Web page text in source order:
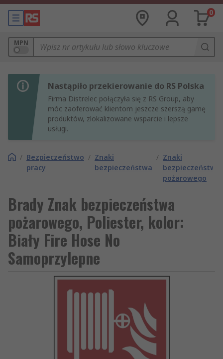
0
MPN
Nastąpiło przekierowanie do RS Polska
Firma Distrelec połączyła się z RS Group, aby
móc zaoferować klientom jeszcze szerszą gamę
produktów, zlokalizowane wsparcie i lepsze
usługi.
/ Bezpieczeństwo
pracy
/ Znaki
bezpieczeństwa
/ Znaki
bezpieczeństwa
pożarowego
Brady Znak bezpieczeństwa
pożarowego, Poliester, kolor:
Biały Fire Hose No
Samoprzylepne